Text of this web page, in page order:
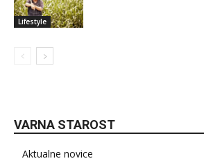
Lifestyle
VARNA STAROST
Aktualne novice